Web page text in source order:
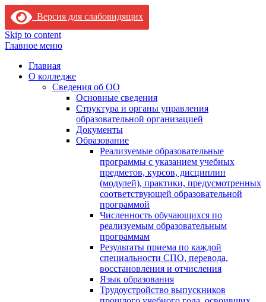
Версия для слабовидящих
Skip to content
Главное меню
Главная
О колледже
Сведения об ОО
Основные сведения
Структура и органы управления
образовательной организацией
Документы
Образование
Реализуемые образовательные
программы с указанием учебных
предметов, курсов, дисциплин
(модулей), практики, предусмотренных
соответствующей образовательной
программой
Численность обучающихся по
реализуемым образовательным
программам
Результаты приема по каждой
специальности СПО, перевода,
восстановления и отчисления
Язык образования
Трудоустройство выпускников